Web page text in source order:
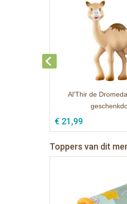
Al'Thir de
€ 21,99
Toppers van dit